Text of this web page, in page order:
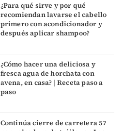
¿Para qué sirve y por qué
recomiendan lavarse el cabello
primero con acondicionador y
después aplicar shampoo?
¿Cómo hacer una deliciosa y
fresca agua de horchata con
avena, en casa? | Receta paso a
paso
Continúa cierre de carretera 57